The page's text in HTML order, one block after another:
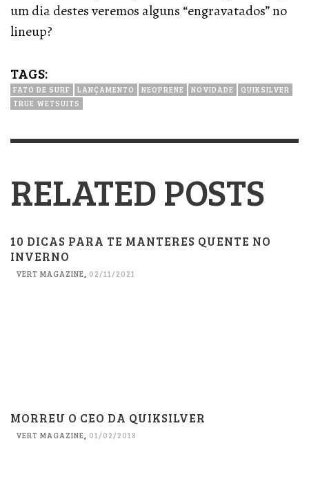
um dia destes veremos alguns “engravatados” no
lineup?
TAGS:
FATO DE SURF LANÇAMENTO NEOPRENE NOVIDADE
QUIKSILVER
TRUE WETSUITS
RELATED POSTS
10 DICAS PARA TE MANTERES QUENTE NO
INVERNO
VERT MAGAZINE 02/11/2021
MORREU O CEO DA QUIKSILVER
VERT MAGAZINE, 01/02/2018